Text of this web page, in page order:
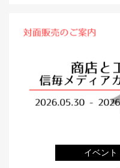
イベン